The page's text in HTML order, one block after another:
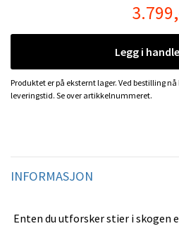
Legg i
Produktet er på eksternt lager. Ved bestilling
leveringstid. Se over artikkelnummeret.
INFORMASJON
Enten du utforsker stier i skogen